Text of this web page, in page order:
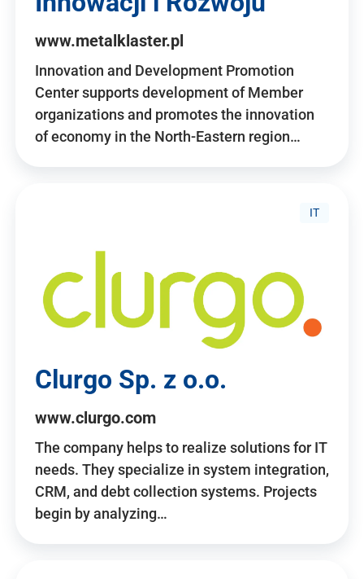
www.metalklaster.pl
Innovation and Development Promotion
Center supports development of Member
organizations and promotes the innovation
of economy in the North-Eastern region…
IT
Clurgo Sp. z o.o.
www.clurgo.com
The company helps to realize solutions for IT
needs. They specialize in system integration,
CRM, and debt collection systems. Projects
begin by analyzing…